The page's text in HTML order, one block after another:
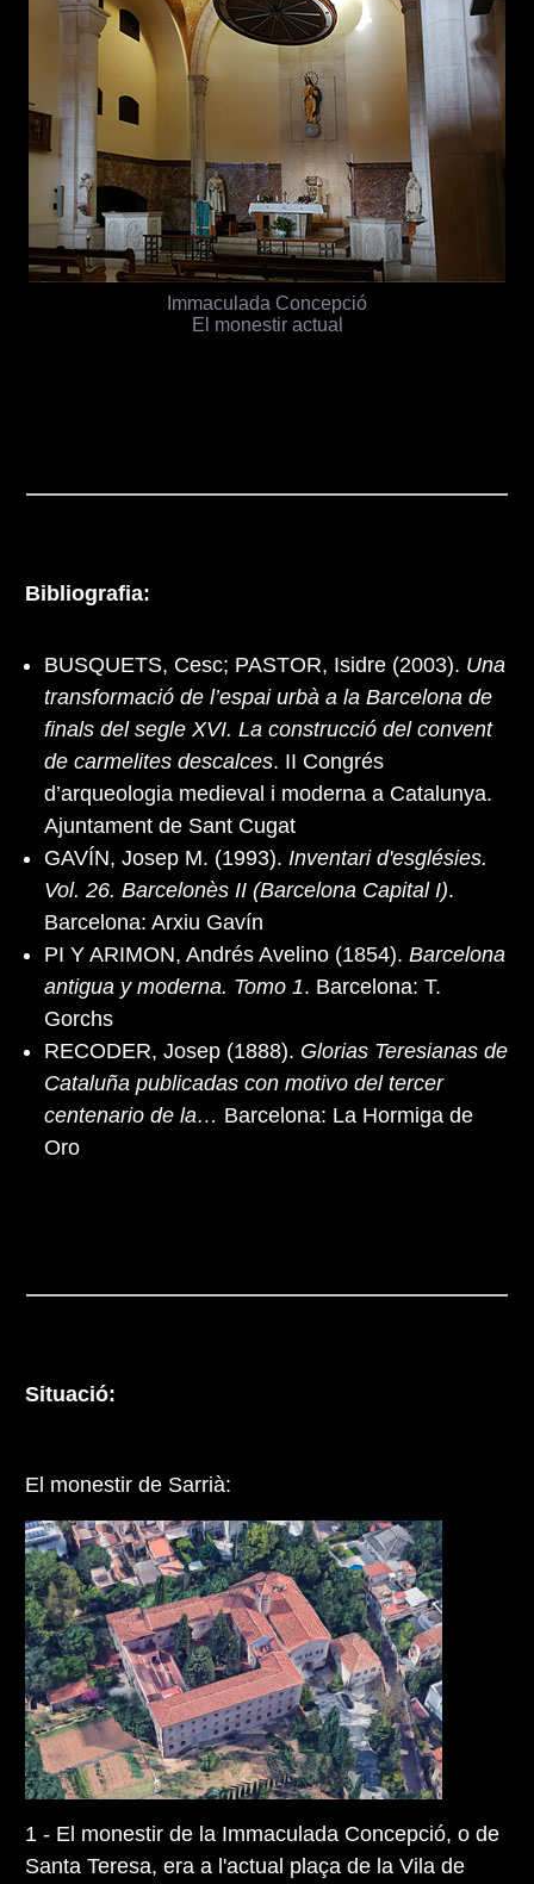
Immaculada Concepció
El monestir actual
Bibliografia:
BUSQUETS, Cesc; PASTOR, Isidre (2003). Una
transformació de l’espai urbà a la Barcelona de
finals del segle XVI. La construcció del convent
de carmelites descalces. II Congrés
d’arqueologia medieval i moderna a Catalunya.
Ajuntament de Sant Cugat
GAVÍN, Josep M. (1993). Inventari d'esglésies.
Vol. 26. Barcelonès II (Barcelona Capital I).
Barcelona: Arxiu Gavín
PI Y ARIMON, Andrés Avelino (1854). Barcelona
antigua y moderna. Tomo 1. Barcelona: T.
Gorchs
RECODER, Josep (1888). Glorias Teresianas de
Cataluña publicadas con motivo del tercer
centenario de la… Barcelona: La Hormiga de
Oro
Situació:
El monestir de Sarrià:
1 - El monestir de la Immaculada Concepció, o de
Santa Teresa, era a l'actual plaça de la Vila de